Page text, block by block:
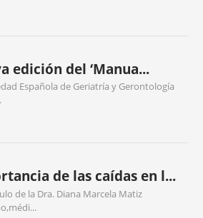
edición del ‘Manua...
Española de Geriatría y Gerontología
de las caídas en l...
de la Dra. Diana Marcela Matiz